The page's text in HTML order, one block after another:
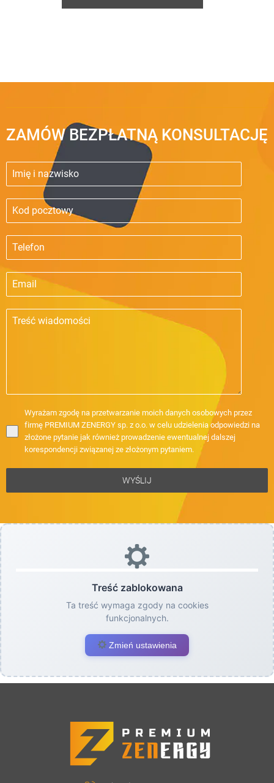
ZAMÓW BEZPŁATNĄ KONSULTACJĘ
Wyrażam zgodę na przetwarzanie moich danych osobowych przez
firmę PREMIUM ZENERGY sp. z o.o. w celu udzielenia odpowiedzi na
złożone pytanie jak również prowadzenie ewentualnej dalszej
korespondencji związanej ze złożonym pytaniem.
WYŚLIJ
Treść zablokowana
Ta treść wymaga zgody na cookies
funkcjonalnych.
Zmień ustawienia